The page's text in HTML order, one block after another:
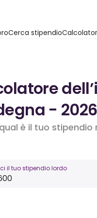
Cerca stipendio
- 2026
è il tuo stipendio
il tuo stipendio lordo